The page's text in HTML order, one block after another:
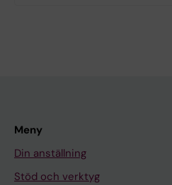
Meny
Din anställning
Stöd och verktyg